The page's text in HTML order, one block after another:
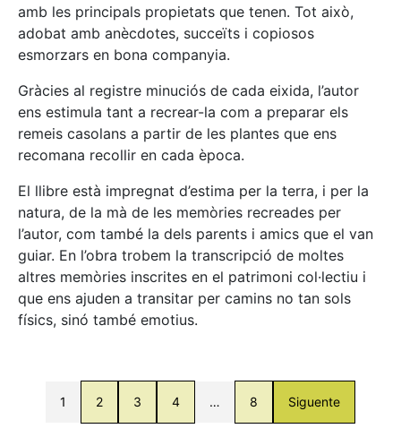
amb les principals propietats que tenen. Tot això,
adobat amb anècdotes, succeïts i copiosos
esmorzars en bona companyia.
Gràcies al registre minuciós de cada eixida, l’autor
ens estimula tant a recrear-la com a preparar els
remeis casolans a partir de les plantes que ens
recomana recollir en cada època.
El llibre està impregnat d’estima per la terra, i per la
natura, de la mà de les memòries recreades per
l’autor, com també la dels parents i amics que el van
guiar. En l’obra trobem la transcripció de moltes
altres memòries inscrites en el patrimoni col·lectiu i
que ens ajuden a transitar per camins no tan sols
físics, sinó també emotius.
1 2 3 4 … 8 Siguente